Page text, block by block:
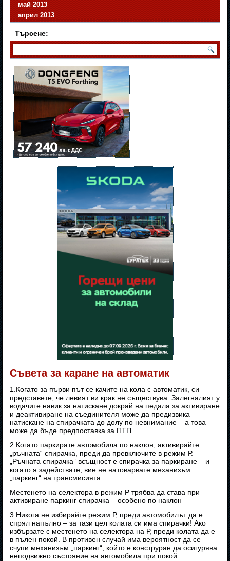
май 2013
април 2013
Търсене:
Съвета за каране на автоматик
1.Когато за първи път се качите на кола с автоматик, си
представете, че левият ви крак не съществува. Залегналият у
водачите навик за натискане докрай на педала за активиране
и деактивиране на съединителя може да предизвика
натискане на спирачката до долу по невнимание – а това
може да бъде предпоставка за ПТП.
2.Когато паркирате автомобила по наклон, активирайте
„ръчната“ спирачка, преди да превключите в режим Р.
„Ръчната спирачка” всъщност е спирачка за паркиране – и
когато я задействате, вие не натоварвате механизъм
„паркинг“ на трансмисията.
Местенето на селектора в режим Р трябва да става при
активиране паркинг спирачка – особено по наклон
3.Никога не избирайте режим Р, преди автомобилът да е
спрял напълно – за тази цел колата си има спирачки! Ако
избързате с местенето на селектора на Р, преди колата да е
в пълен покой. В противен случай има вероятност да се
счупи механизъм „паркинг“, който е конструран да осигурява
неподвижно състояние на автомобила при покой.